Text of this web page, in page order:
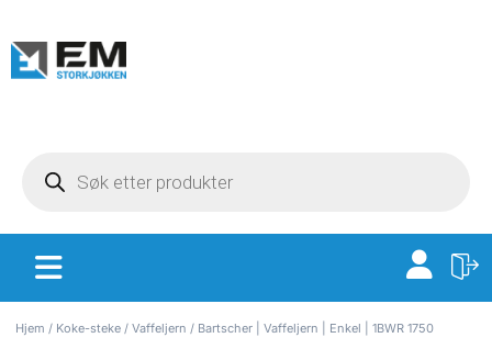
Hjem / Koke-steke / Vaffeljern / Bartscher | Vaffeljern | Enkel | 1BWR 1750